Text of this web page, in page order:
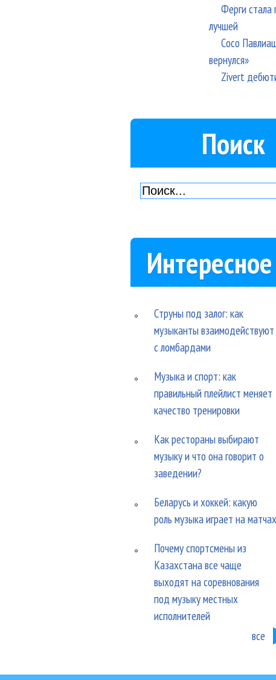
Ферги стала
лучшей
Сосо
вернулся»
Zivert
Поиск
Интересное
Струны под залог: как
музыканты взаимодействуют
с ломбардами
Музыка и спорт: как
правильный плейлист меняет
качество тренировки
Как рестораны выбирают
музыку и что она говорит о
заведении?
Беларусь и хоккей: какую
роль музыка играет на матчах
Почему спортсмены из
Казахстана все чаще
выходят на соревнования
под музыку местных
исполнителей
все